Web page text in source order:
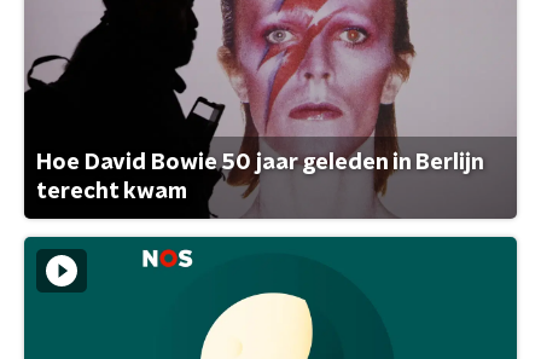
Hoe David Bowie 50 jaar geleden in Berlijn
terecht kwam